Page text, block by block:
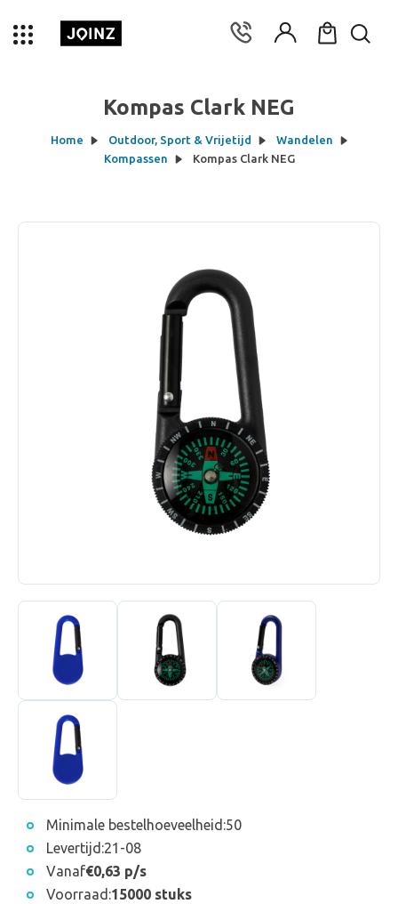
Kompas Clark NEG
Home Outdoor, Sport & Vrijetijd
Wandelen
Kompassen
Kompas Clark NEG
Minimale bestelhoeveelheid:50
Levertijd:21-08
Vanaf€0,63 p/s
Voorraad:15000 stuks